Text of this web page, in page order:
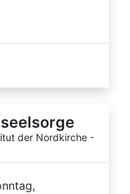
der Nordkirche -